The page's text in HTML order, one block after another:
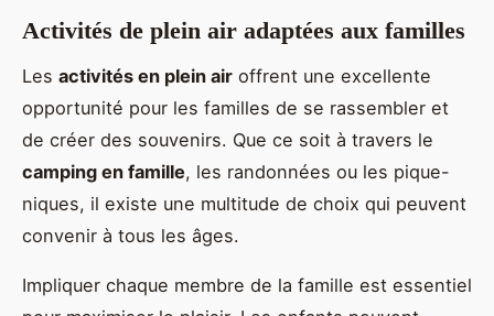
Activités de plein air adaptées aux familles
Les activités en plein air offrent une excellente
opportunité pour les familles de se rassembler et
de créer des souvenirs. Que ce soit à travers le
camping en famille, les randonnées ou les pique-
niques, il existe une multitude de choix qui peuvent
convenir à tous les âges.
Impliquer chaque membre de la famille est essentiel